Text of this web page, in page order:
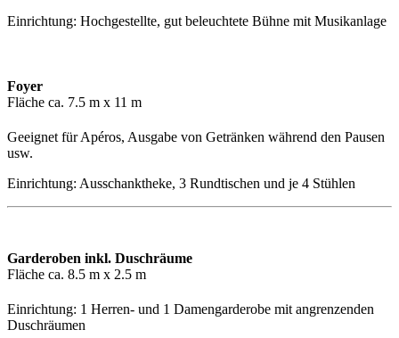
Einrichtung: Hochgestellte, gut beleuchtete Bühne mit Musikanlage
Foyer
Fläche ca. 7.5 m x 11 m
Geeignet für Apéros, Ausgabe von Getränken während den Pausen
usw.
Einrichtung: Ausschanktheke, 3 Rundtischen und je 4 Stühlen
Garderoben inkl. Duschräume
Fläche ca. 8.5 m x 2.5 m
Einrichtung: 1 Herren- und 1 Damengarderobe mit angrenzenden
Duschräumen